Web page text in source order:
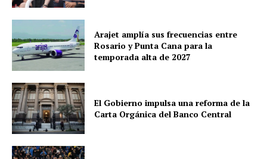
Arajet amplía sus frecuencias entre
Rosario y Punta Cana para la
temporada alta de 2027
El Gobierno impulsa una reforma de la
Carta Orgánica del Banco Central